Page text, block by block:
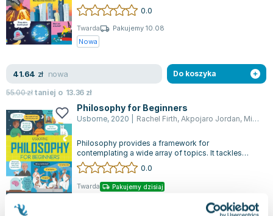
we inhabit. The planet is incessantly im...
0.0
Twarda
Pakujemy 10.08
Nowa
41.64 zł nowa
55.00złtaniej o 13.36 zł
Do koszyka
Philosophy for Beginners
Usborne, 2020 Rachel Firth, Akpojaro Jordan, Minna Lacey
Philosophy provides a framework for
contemplating a wide array of topics. It tackles
profound questions, like "how can I be good?"...
0.0
Twarda Pakujemy dzisiaj